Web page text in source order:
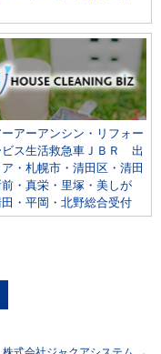
アーアンシン・リフォー
ビス生活救急車ＪＢＲ 出
・札幌市・清田区・清田
・真栄・里塚・美しが
田・平岡・北野総合受付